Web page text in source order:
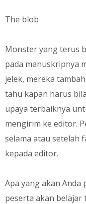
The blob
Monster yang terus
pada manuskripnya
jelek, mereka
tahu kapan harus
upaya terbaiknya
mengirim ke editor.
selama atau setelah
kepada editor.
Apa yang akan Anda
peserta akan